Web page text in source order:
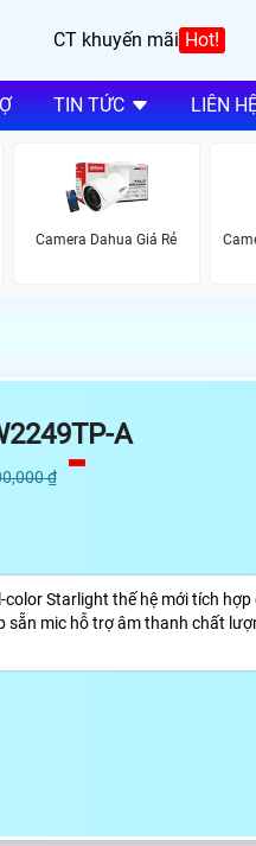
CT khuyến mãi Hot!
TIN TỨC LIÊN
Camera Dahua Giá Rẻ
A
₫
color Starlight thế hệ mới tích
mic hỗ trợ âm thanh chất